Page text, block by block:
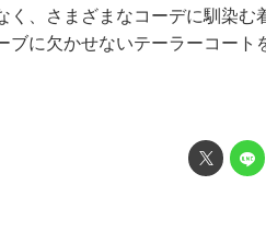
、さまざまなコーデに馴染む
ブに欠かせないテーラーコート